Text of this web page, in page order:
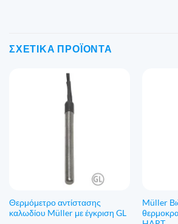
ΣΧΕΤΙΚΆ ΠΡΟΪΌΝΤΑ
Θερμόμετρο αντίστασης
καλωδίου Müller με έγκριση GL
Müller